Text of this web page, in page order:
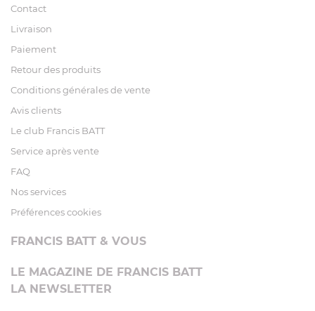
Contact
Livraison
Paiement
Retour des produits
Conditions générales de vente
Avis clients
Le club Francis BATT
Service après vente
FAQ
Nos services
Préférences cookies
FRANCIS BATT & VOUS
LE MAGAZINE DE FRANCIS BATT
LA NEWSLETTER